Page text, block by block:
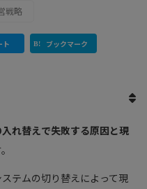
戦略
ト ブックマーク
れ替えで失敗する原因と現
テムの切り替えによって現